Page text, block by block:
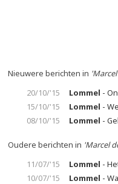
Nieuwere berichten in
20/10/'15
Lommel -
15/10/'15
Lommel -
08/10/'15
Lommel -
Oudere berichten in 'Marcel
11/07/'15
Lommel -
10/07/'15
Lommel -